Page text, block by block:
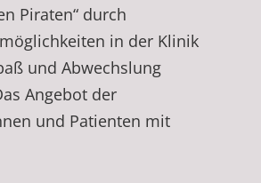
Piraten“ durch
in der Klinik
und Abwechslung
Angebot der
und Patienten mit